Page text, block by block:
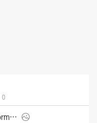
0
아우디 A6 Sportback e-tron performance [UK] (2025)